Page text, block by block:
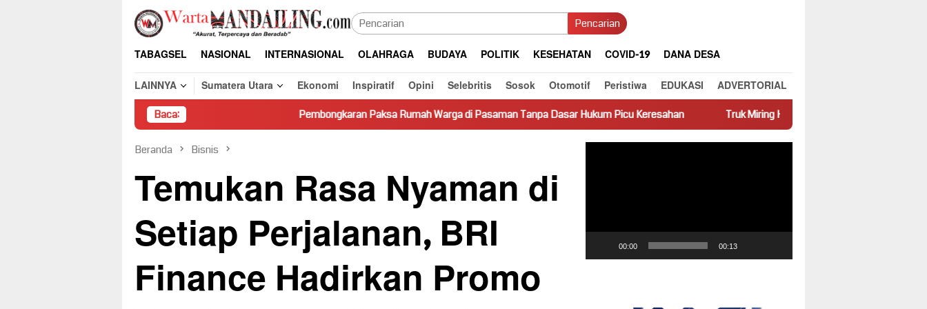
Loncat
konten
Pencarian
TABAGSEL NASIONAL INTERNASIONAL OLAHRAGA BUDAYA POLITIK KESEHATAN COVID-19
DANA DESA
LAINNYA
Sumatera Utara Ekonomi Inspiratif Opini Selebritis Sosok Otomotif Peristiwa EDUKASI ADVERTORIAL
Baca: Pembongkaran Paksa Rumah Warga di Pasaman Tanpa Dasar Hukum Picu Keresahan Truk Miring Hambat Arus Lalu Lintas di Jalan Panti–Simpang Empat
Beranda Bisnis
Temukan Rasa Nyaman di
Setiap Perjalanan, BRI
Finance Hadirkan Promo
00:00 00:13